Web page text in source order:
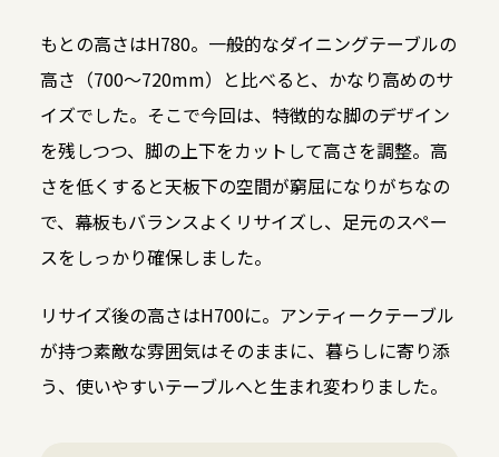
もとの高さはH780。一般的なダイニングテーブルの
高さ（700～720mm）と比べると、かなり高めのサ
イズでした。そこで今回は、特徴的な脚のデザイン
を残しつつ、脚の上下をカットして高さを調整。高
さを低くすると天板下の空間が窮屈になりがちなの
で、幕板もバランスよくリサイズし、足元のスペー
スをしっかり確保しました。
リサイズ後の高さはH700に。アンティークテーブル
が持つ素敵な雰囲気はそのままに、暮らしに寄り添
う、使いやすいテーブルへと生まれ変わりました。